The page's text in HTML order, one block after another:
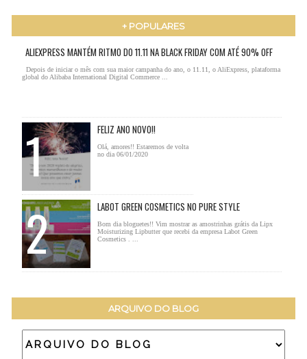
+ POPULARES
ALIEXPRESS MANTÉM RITMO DO 11.11 NA BLACK FRIDAY COM ATÉ 90% OFF
Depois de iniciar o mês com sua maior campanha do ano, o 11.11, o AliExpress, plataforma
global do Alibaba International Digital Commerce ...
FELIZ ANO NOVO!!
Olá, amores!! Estaremos de volta
no dia 06/01/2020
LABOT GREEN COSMETICS NO PURE STYLE
Bom dia bloguetes!! Vim mostrar as amostrinhas grátis da Lipx
Moisturizing Lipbutter que recebi da empresa Labot Green
Cosmetics . ...
ARQUIVO DO BLOG